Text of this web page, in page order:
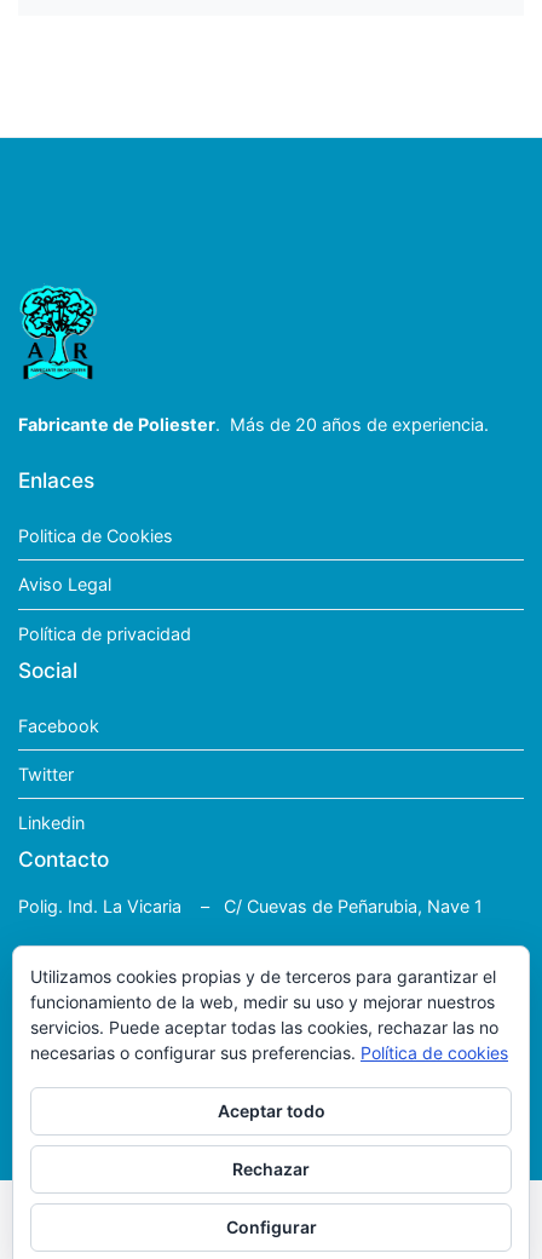
Fabricante de Poliester. Más de 20 años de experiencia.
Enlaces
Politica de Cookies
Aviso Legal
Política de privacidad
Social
Facebook
Twitter
Linkedin
Contacto
Polig. Ind. La Vicaria – C/ Cuevas de Peñarubia, Nave 1
633 958 449
antoniopoliester@movistar.es
POLIESTER A. RODRIGUEZ
creación:ISSY Informatica
Utilizamos cookies propias y de terceros para garantizar el
funcionamiento de la web, medir su uso y mejorar nuestros
servicios. Puede aceptar todas las cookies, rechazar las no
necesarias o configurar sus preferencias. Política de cookies
Aceptar todo
Rechazar
Configurar